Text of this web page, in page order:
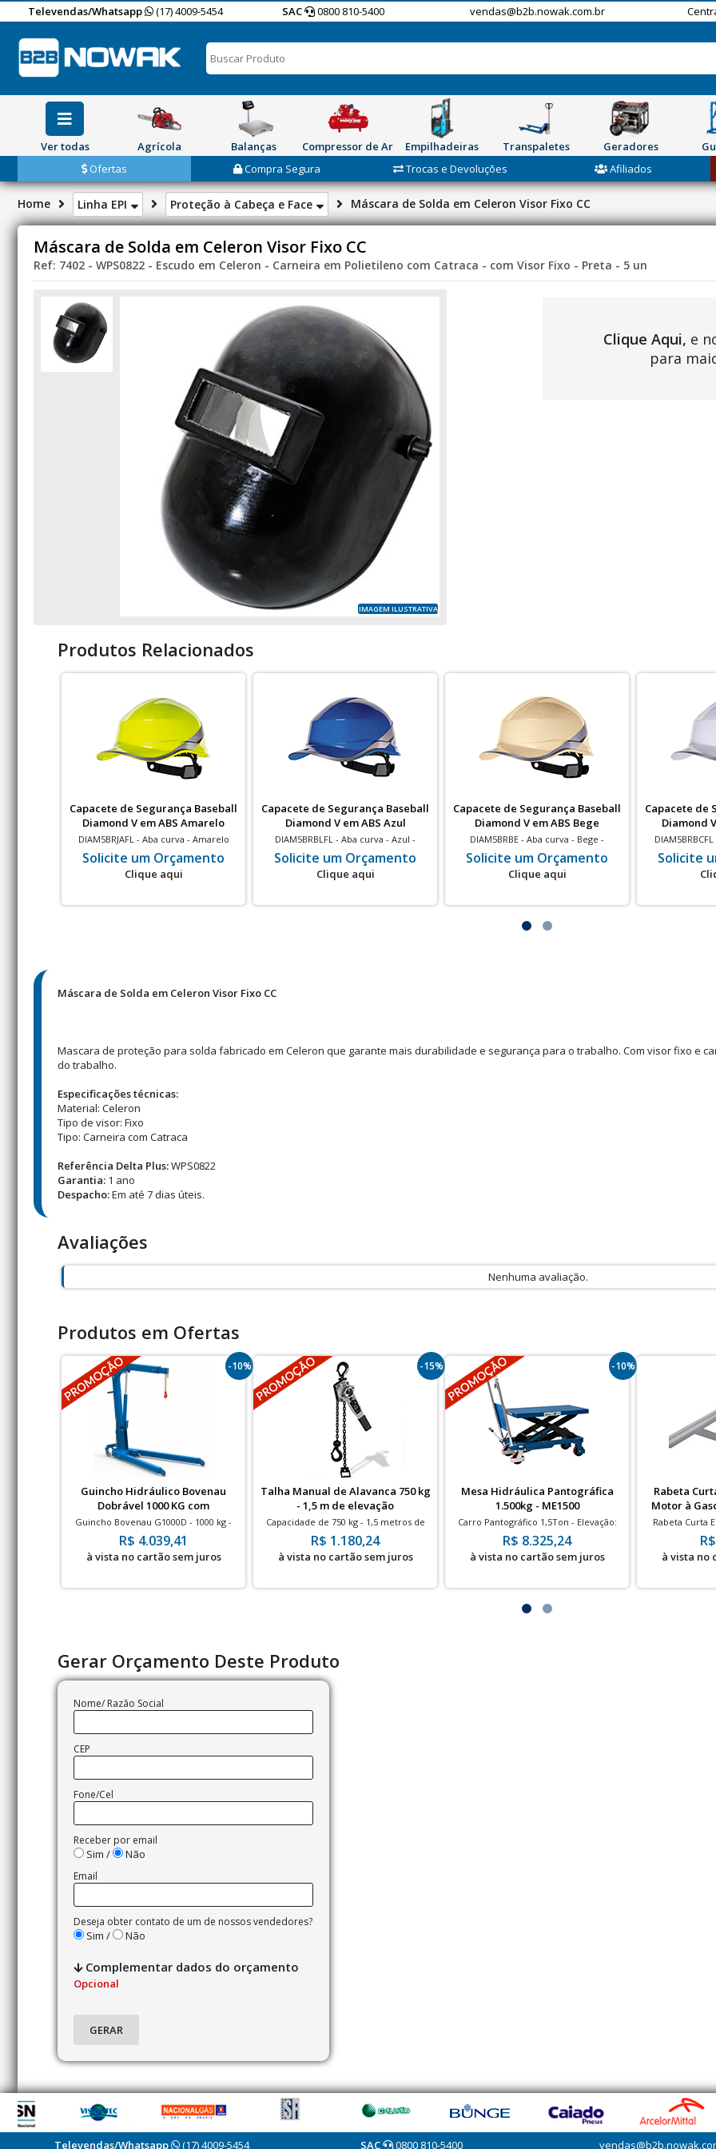
Televendas/Whatsapp (17) 4009-5454 SAC 0800 810-5400 vendas@b2b.nowak.com.br
Ver todas Agrícola Balanças Compressor de Ar Empilhadeiras Transpaletes Geradores
Ofertas
Compra Segura Trocas e Devoluções Afiliados
Home Linha EPI Proteção à Cabeça e Face Máscara de Solda em Celeron Visor Fixo CC
Máscara de Solda em Celeron Visor Fixo CC
Ref: 7402 - WPS0822 - Escudo em Celeron - Carneira em Polietileno com Catraca - com Visor Fixo - Preta - 5 un
IMAGEM ILUSTRATIVA
Clique Aqui, e
para
Produtos Relacionados
Capacete de Segurança Baseball
Diamond V em ABS Amarelo
Fluorescente
DIAM5BRJAFL - Aba curva - Amarelo
Fluorescente - Isolamento elétrico - 20
un
Solicite um Orçamento
Clique aqui
Capacete de Segurança Baseball
Diamond V em ABS Azul
DIAM5BRBLFL - Aba curva - Azul -
Isolamento elétrico - 20 un
Solicite um Orçamento
Clique aqui
Capacete de Segurança Baseball
Diamond V em ABS Bege
DIAM5BRBE - Aba curva - Bege -
Isolamento elétrico - 20 un
Solicite um Orçamento
Clique aqui
Capacete de
Diamond
Solicite
Máscara de Solda em Celeron Visor Fixo CC
Mascara de proteção para solda fabricado em Celeron que garante mais durabilidade e segurança para o trabalho. Com visor fixo e
do trabalho.
Especificações técnicas:
Material: Celeron
Tipo de visor: Fixo
Tipo: Carneira com Catraca
Referência Delta Plus:WPS0822
Garantia: 1 ano
Despacho:Em até 7 dias úteis.
Avaliações
Nenhuma avaliação.
Produtos em Ofertas
-10%
Guincho Hidráulico Bovenau
Dobrável 1000 KG com
Prolongador
Guincho Bovenau G1000D - 1000 kg -
com prolongador
R$ 4.039,41
à vista no cartão sem juros
-15%
Talha Manual de Alavanca 750 kg
- 1,5 m de elevação
Capacidade de 750 kg - 1,5 metros de
corrente
R$ 1.180,24
à vista no cartão sem juros
-10%
Mesa Hidráulica Pantográfica
1.500kg - ME1500
Carro Pantográfico 1,5Ton - Elevação:
1,02m - Rodas em PU
R$ 8.325,24
à vista no cartão sem juros
Rabeta
Motor à
Rabeta Curta
Branco 2T/4T
à vista no
Gerar Orçamento Deste Produto
Nome/ Razão Social
CEP
Fone/Cel
Receber por email
Sim / Não
Email
Deseja obter contato de um de nossos vendedores?
Sim / Não
Complementar dados do orçamento
Opcional
Televendas/Whatsapp (17) 4009-5454 SAC 0800 810-5400